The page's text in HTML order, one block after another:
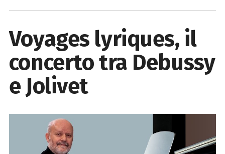
Voyages lyriques, il
concerto tra Debussy
e Jolivet